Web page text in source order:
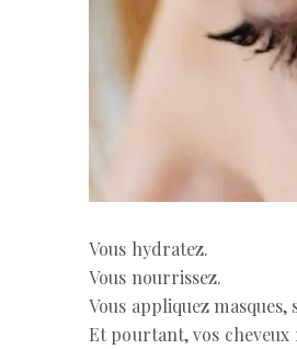
Vous hydratez.
Vous nourrissez.
Vous appliquez masques,
Et pourtant, vos